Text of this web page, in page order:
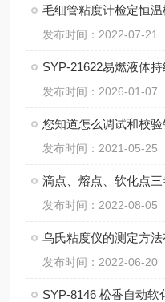
毛细管粘度计检定恒
发布时间：2022-07-21
发布时间：2026-01-07
您知道怎么调试和校
发布时间：2021-05-25
滴点、熔点、软化点三
发布时间：2022-08-05
乌氏粘度仪的测定方
发布时间：2022-06-20
SYP-8146 松香自动软